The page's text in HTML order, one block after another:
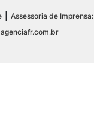
Assessoria de Imprensa: